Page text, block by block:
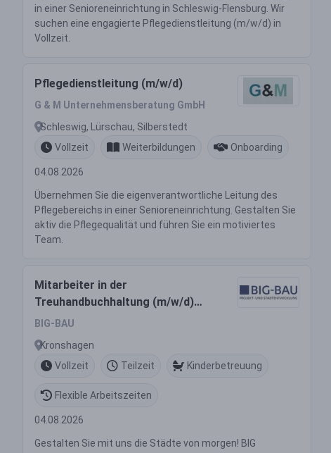
in einer Senioreneinrichtung in Schleswig-Flensburg. Wir
suchen eine engagierte Pflegedienstleitung (m/w/d) in
Vollzeit.
Pflegedienstleitung (m/w/d)
G & M Unternehmensberatung GmbH
Schleswig, Lürschau, Silberstedt
Vollzeit
Weiterbildungen Onboarding
04.08.2026
Übernehmen Sie die eigenverantwortliche Leitung des
Pflegebereichs in einer Senioreneinrichtung. Gestalten Sie
aktiv die Pflegequalität und führen Sie ein motiviertes
Team.
Mitarbeiter in der
Treuhandbuchhaltung (m/w/d)
Vollzeit / Teilzeit
BIG-BAU
Kronshagen
Vollzeit
Teilzeit Kinderbetreuung
Flexible Arbeitszeiten
04.08.2026
Gestalten Sie mit uns die Städte von morgen! BIG